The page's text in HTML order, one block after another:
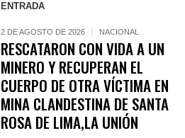
ENTRADA
2 DE AGOSTO DE 2026 NACIONAL
RESCATARON CON VIDA A UN
MINERO Y RECUPERAN EL
CUERPO DE OTRA VÍCTIMA EN
MINA CLANDESTINA DE SANTA
ROSA DE LIMA,LA UNIÓN